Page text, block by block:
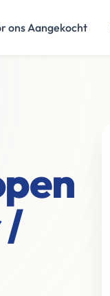
ons Aangekocht
/